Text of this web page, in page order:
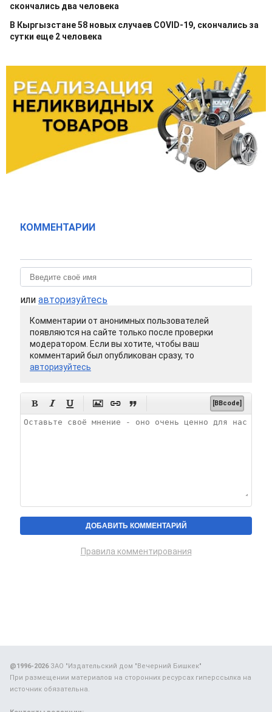
скончались два человека
В Кыргызстане 58 новых случаев COVID-19, скончались за
сутки еще 2 человека
КОММЕНТАРИИ
или авторизуйтесь
Комментарии от анонимных пользователей
появляются на сайте только после проверки
модератором. Если вы хотите, чтобы ваш
комментарий был опубликован сразу, то
авторизуйтесь
      [BBcode]
Правила комментирования
@1996-2026ЗАО "Издательский дом "Вечерний Бишкек"
При размещении материалов на сторонних ресурсах гиперссылка на
источник обязательна.